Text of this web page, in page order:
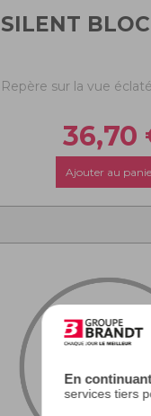
En
services tiers
SILENT BLOC
Repère sur la vue
36,70
Ajouter au